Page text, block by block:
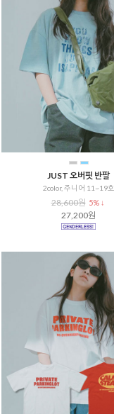
JUST 오버핏 반팔
2color, 주니어 11~19호
28,600원 5% ↓
27,200원